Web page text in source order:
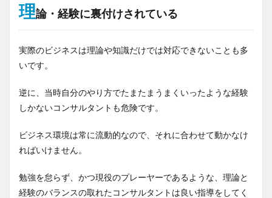
理論・経験に裏付けされている
実際のビジネスは理論や知識だけでは対応できないことも多
いです。
逆に、当時自分のやり方でたまたまうまくいったような経験
しかないコンサルタントも危険です。
ビジネス環境は常に流動的なので、それに合わせて動かなけ
ればいけません。
勉強を怠らず、かつ現役のプレーヤーであるような、理論と
経験のバランスの取れたコンサルタントは良い指導をしてく